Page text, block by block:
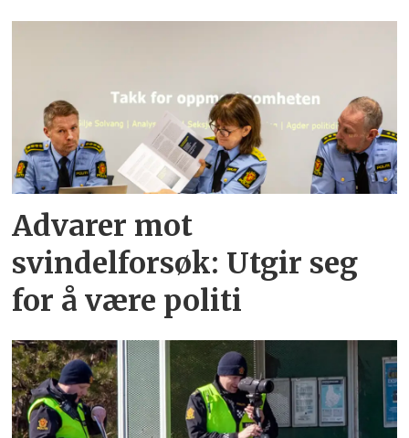
Advarer mot
svindelforsøk: Utgir seg
for å være politi